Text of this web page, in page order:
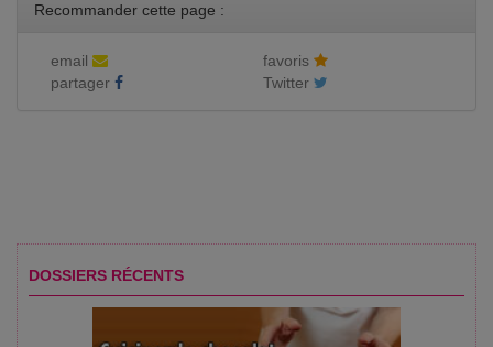
Recommander cette page :
email
favoris
partager
Twitter
DOSSIERS RÉCENTS